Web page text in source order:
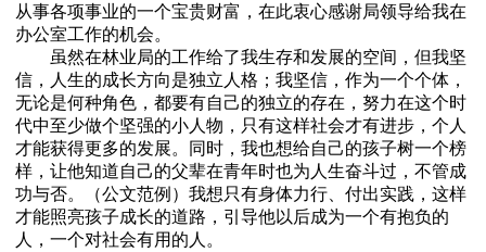
从事各项事业的一个宝贵财富，在此衷心感谢局领导给我在
办公室工作的机会。
虽然在林业局的工作给了我生存和发展的空间，但我坚
信，人生的成长方向是独立人格；我坚信，作为一个个体，
无论是何种角色，都要有自己的独立的存在，努力在这个时
代中至少做个坚强的小人物，只有这样社会才有进步，个人
才能获得更多的发展。同时，我也想给自己的孩子树一个榜
样，让他知道自己的父辈在青年时也为人生奋斗过，不管成
功与否。（公文范例）我想只有身体力行、付出实践，这样
才能照亮孩子成长的道路，引导他以后成为一个有抱负的
人，一个对社会有用的人。